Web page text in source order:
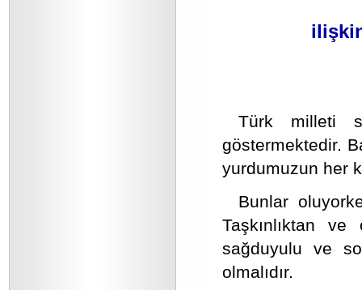
Türk milleti
göstermektedir.
yurdumuzun her
Bunlar
Taşkınlıktan
sağduyulu ve
olmalıdır.